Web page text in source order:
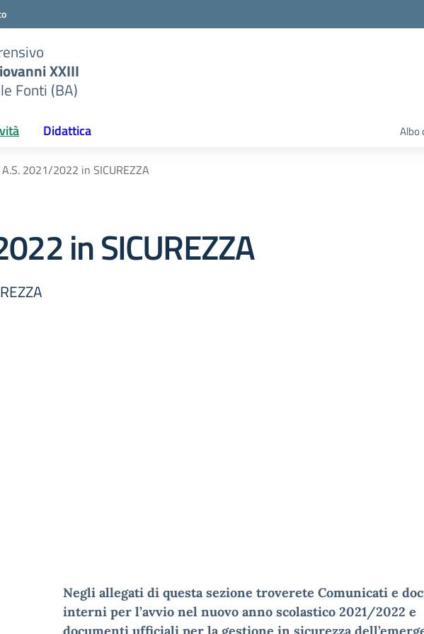
XXIII
Fonti (BA)
Didattica Albo
A.S. 2021/2022 in SICUREZZA
in SICUREZZA
Negli allegati di questa sezione troverete Comunicati e
interni per l’avvio nel nuovo anno scolastico 2021/2022 e